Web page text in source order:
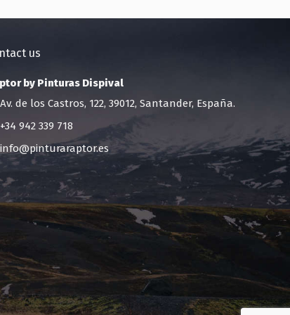
us
by Pinturas Dispival
Av. de los Castros, 122, 39012, Santander, España.
+34 942 339 718
info@pinturaraptor.es